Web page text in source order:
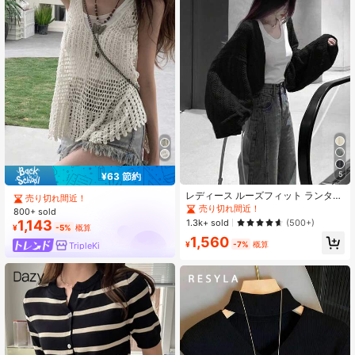
¥63 節約
売り切れ間近！
800+ sold
¥1,143 -5% 概算
TripleKi
5
レディース ルーズフィット ランタン
スリーブ カーディガン 無地 ファッ
ショナブル&多用途 ブラック 夏向け
売り切れ間近！
1.3k+ sold
(500+)
¥1,560 -7% 概算